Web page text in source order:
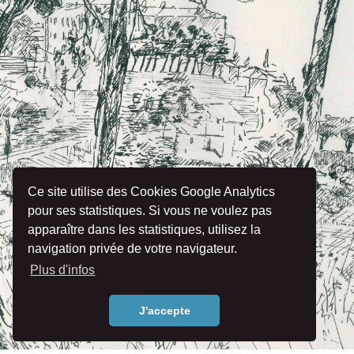
Ce site utilise des Cookies Google Analytics
pour ses statistiques. Si vous ne voulez pas
apparaître dans les statistiques, utilisez la
navigation privée de votre navigateur.
Plus d'infos
J'accepte